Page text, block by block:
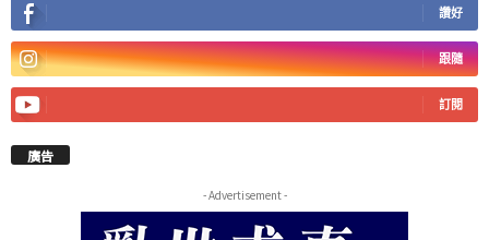
讚好
跟隨
訂閱
廣告
- Advertisement -